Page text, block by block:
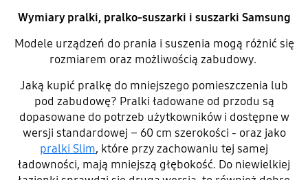
Wymiary pralki, pralko-suszarki i suszarki Samsung
Modele urządzeń do prania i suszenia mogą różnić się
rozmiarem oraz możliwością zabudowy.
Jaką kupić pralkę do mniejszego pomieszczenia lub
pod zabudowę? Pralki ładowane od przodu są
dopasowane do potrzeb użytkowników i dostępne w
wersji standardowej – 60 cm szerokości - oraz jako
pralki Slim, które przy zachowaniu tej samej
ładowności, mają mniejszą głębokość. Do niewielkiej